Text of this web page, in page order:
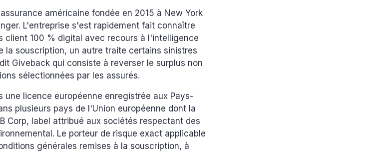
américaine fondée en 2015 à New York
L'entreprise s'est rapidement fait connaître
client 100 % digital avec recours à l'intelligence
la souscription, un autre traite certains sinistres
Giveback qui consiste à reverser le surplus non
sélectionnées par les assurés.
une licence européenne enregistrée aux Pays-
plusieurs pays de l'Union européenne dont la
Corp, label attribué aux sociétés respectant des
Le porteur de risque exact applicable
générales remises à la souscription, à